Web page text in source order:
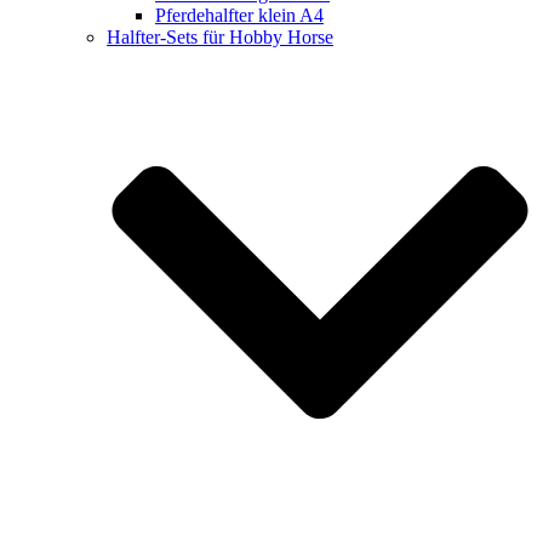
Pferdehalfter klein A4
Halfter-Sets für Hobby Horse